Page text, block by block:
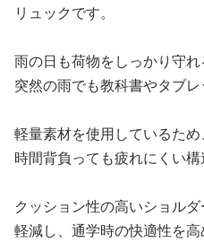
リュックです。
雨の日も荷物をしっかり守れ
突然の雨でも教科書やタブレ
軽量素材を使用しているた
時間背負っても疲れにくい構
クッション性の高いショル
軽減し、通学時の快適性を高